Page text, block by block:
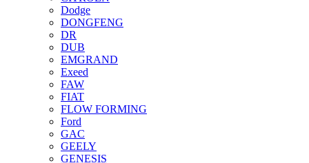
Dodge
DONGFENG
DR
DUB
EMGRAND
Exeed
FAW
FIAT
FLOW FORMING
Ford
GAC
GEELY
GENESIS